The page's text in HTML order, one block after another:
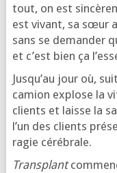
tout, on est
est vivant, sa sœur
sans se deman­der
et c’est bien ça
Jusqu’au jour où,
camion explose la
clients et laisse la
l’un des clients
ra­gie cérébrale.
Transplant